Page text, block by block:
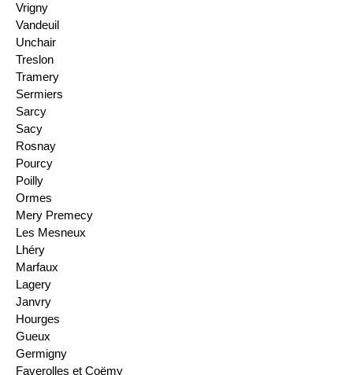
Vrigny
Vandeuil
Unchair
Treslon
Tramery
Sermiers
Sarcy
Sacy
Rosnay
Pourcy
Poilly
Ormes
Mery Premecy
Les Mesneux
Lhéry
Marfaux
Lagery
Janvry
Hourges
Gueux
Germigny
Faverolles et Coëmy